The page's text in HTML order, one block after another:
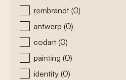
rembrandt (0)
antwerp (0)
codart (0)
painting (0)
identity (0)